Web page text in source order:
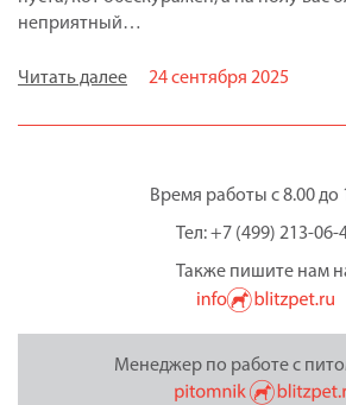
неприятный…
Читать далее 24 сентября 2025
Время работы с 8.00 до
Тел: +7 (499) 213-06-
Также пишите нам
Менеджер по работе с